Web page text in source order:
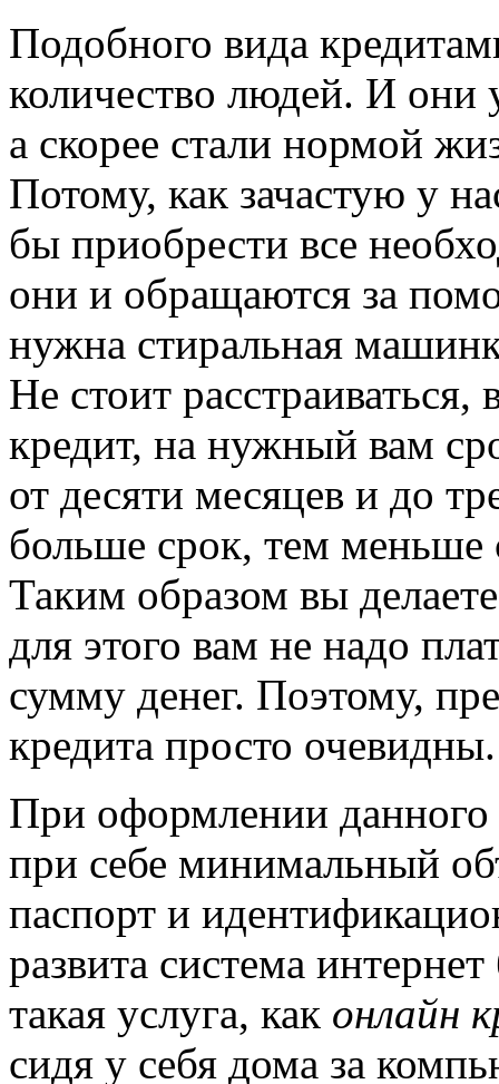
Подобного вида
количество людей. И они
а скорее стали нормой
Потому, как зачастую у
бы приобрести все
они и обращаются за
нужна стиральная
Не стоит
кредит, на нужный вам
от десяти месяцев и до
больше срок, тем меньше
Таким образом вы
для этого вам не надо
сумму денег. Поэтому,
кредита просто очевидны.
При оформлении данного
при себе минимальный
паспорт и
развита система
такая услуга, как онлайн
сидя у себя дома за